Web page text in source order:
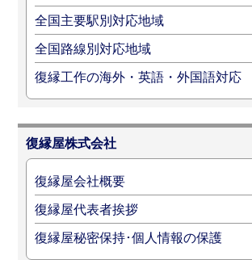
全国主要駅別対応地域
全国路線別対応地域
復縁工作の海外・英語・外国語対応
復縁屋株式会社
復縁屋会社概要
復縁屋代表者挨拶
復縁屋秘密保持･個人情報の保護